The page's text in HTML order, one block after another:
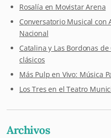
Rosalía en Movistar Arena
Conversatorio Musical con
Nacional
Catalina y Las Bordonas
clásicos
Más Pulp en Vivo: Música
Los Tres en el Teatro
Archivos